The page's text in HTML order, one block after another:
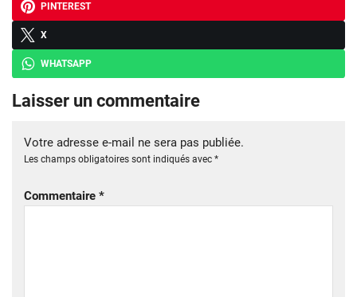
PINTEREST
X
WHATSAPP
Laisser un commentaire
Votre adresse e-mail ne sera pas publiée.
Les champs obligatoires sont indiqués avec *
Commentaire *